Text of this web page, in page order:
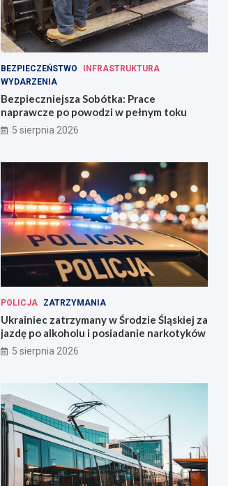
BEZPIECZEŃSTWO
INFRASTRUKTURA
WYDARZENIA
Bezpieczniejsza Sobótka: Prace
naprawcze po powodzi w pełnym toku
5 sierpnia 2026
POLICJA ZATRZYMANIA
Ukrainiec zatrzymany w Środzie Śląskiej za
jazdę po alkoholu i posiadanie narkotyków
5 sierpnia 2026